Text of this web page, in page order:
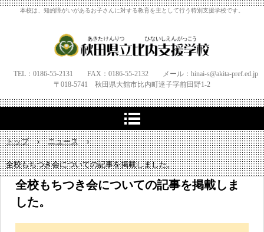
本校は、知的障がいがあるお子さんに対する教育を主として行う特別支援学校です。
TEL：0186-55-2131 FAX：0186-55-2132 メール：hinai-s@akita-pref.ed.jp
〒018-5741 秋田県大館市比内町達子字前田野1‐2
トップ › ニュース ›
全校もちつき会についての記事を掲載しました。
全校もちつき会についての記事を掲載しま
した。